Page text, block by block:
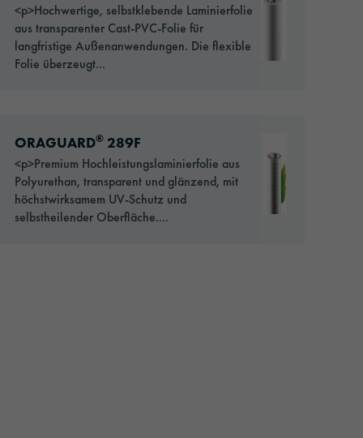
<p>Hochwertige, selbstklebende Laminierfolie
aus transparenter Cast-PVC-Folie für
langfristige Außenanwendungen. Die flexible
Folie überzeugt...
ORAGUARD® 289F
<p>Premium Hochleistungslaminierfolie aus
Polyurethan, transparent und glänzend, mit
höchstwirksamem UV-Schutz und
selbstheilender Oberfläche....